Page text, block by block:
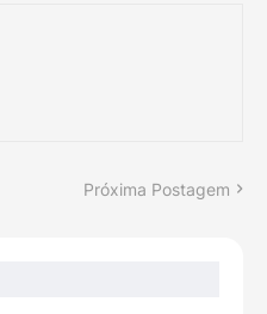
Próxima Postagem